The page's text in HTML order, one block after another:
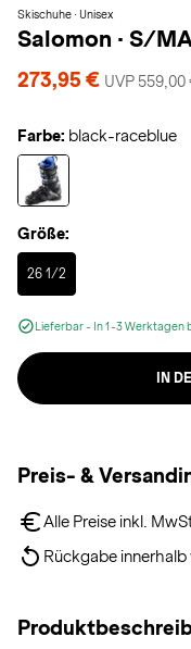
Skischuhe · Unisex
Salomon · S/
273,95 € UVP 559,00
Farbe: black-raceblue
Größe:
26 1/2
Selected
Lieferbar - In 1-3 Werktagen
IN
Preis- &
Alle Preise inkl.
Rückgabe